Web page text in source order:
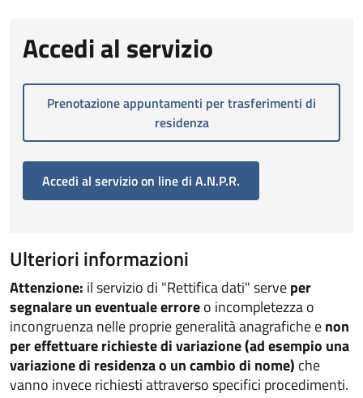
Accedi al servizio
Prenotazione appuntamenti per trasferimenti di
residenza
Accedi al servizio on line di A.N.P.R.
Ulteriori informazioni
Attenzione: il servizio di "Rettifica dati" serveper
segnalare un eventuale erroreo incompletezza o
incongruenza nelle proprie generalità anagrafiche enon
per effettuare richieste di variazione (ad esempio una
variazione di residenza o un cambio di nome) che
vanno invece richiesti attraverso specifici procedimenti.